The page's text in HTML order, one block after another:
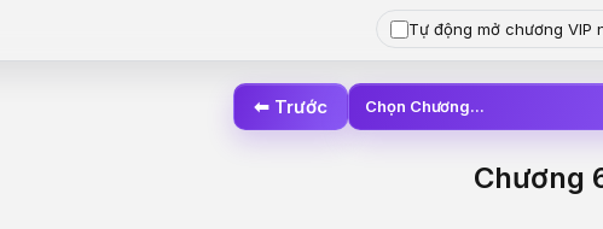
Tự động mở chương VIP
⬅ Trước Chọn Chương...
Chương